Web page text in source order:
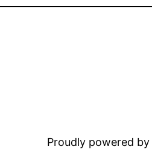
Proudly powered by